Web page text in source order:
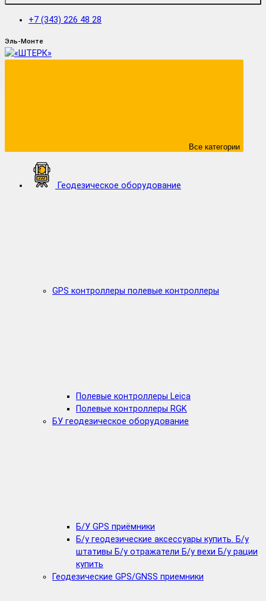
+7 (343) 226 48 28
Эль-Монте
Все категории
Геодезическое оборудование
GPS контроллеры полевые контроллеры
Полевые контроллеры Leica
Полевые контроллеры RGK
БУ геодезическое оборудование
Б/У GPS приёмники
Б/у геодезические аксессуары купить. Б/у
штативы Б/у отражатели Б/у вехи Б/у рации
купить
Геодезические GPS/GNSS приемники